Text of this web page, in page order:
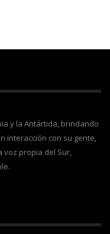
y la Antártida, brindando
interacción con su gente,
propia del Sur,